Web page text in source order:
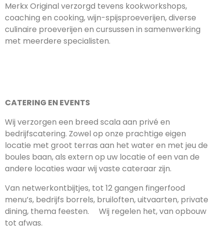
Merkx Original verzorgd tevens kookworkshops,
coaching en cooking, wijn-spijsproeverijen, diverse
culinaire proeverijen en cursussen in samenwerking
met meerdere specialisten.
CATERING EN EVENTS
Wij verzorgen een breed scala aan privé en
bedrijfscatering. Zowel op onze prachtige eigen
locatie met groot terras aan het water en met jeu de
boules baan, als extern op uw locatie of een van de
andere locaties waar wij vaste cateraar zijn.
Van netwerkontbijtjes, tot 12 gangen fingerfood
menu’s, bedrijfs borrels, bruiloften, uitvaarten, private
dining, thema feesten. Wij regelen het, van opbouw
tot afwas.